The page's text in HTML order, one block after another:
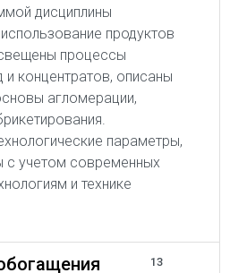
дисциплины
продуктов
процессы
и концентратов, описаны
агломерации,
параметры,
учетом современных
и технике
13